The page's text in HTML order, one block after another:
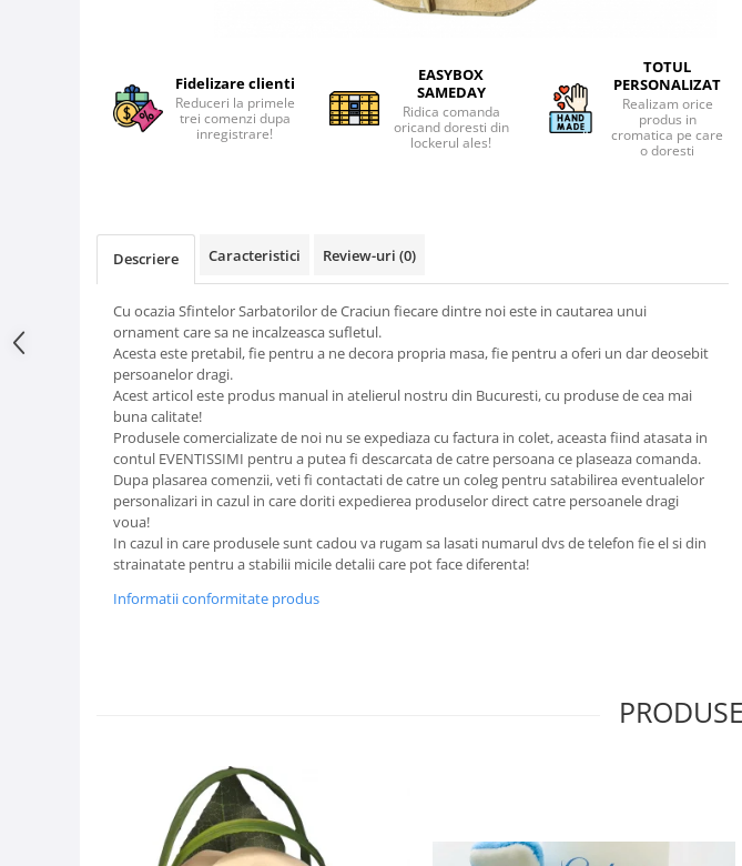
Fidelizare clienti
Reduceri la primele
trei comenzi dupa
inregistrare!
EASYBOX
SAMEDAY
Ridica comanda
oricand doresti din
lockerul ales!
TOTUL
PERSONALIZAT
Realizam orice
produs in
cromatica pe care
o doresti
Descriere Caracteristici Review-uri (0)
Cu ocazia Sfintelor Sarbatorilor de Craciun fiecare dintre noi este in cautarea unui
ornament care sa ne incalzeasca sufletul.
Acesta este pretabil, fie pentru a ne decora propria masa, fie pentru a oferi un dar deosebit
persoanelor dragi.
Acest articol este produs manual in atelierul nostru din Bucuresti, cu produse de cea mai
buna calitate!
Produsele comercializate de noi nu se expediaza cu factura in colet, aceasta fiind atasata in
contul EVENTISSIMI pentru a putea fi descarcata de catre persoana ce plaseaza comanda.
Dupa plasarea comenzii, veti fi contactati de catre un coleg pentru satabilirea eventualelor
personalizari in cazul in care doriti expedierea produselor direct catre persoanele dragi
voua!
In cazul in care produsele sunt cadou va rugam sa lasati numarul dvs de telefon fie el si din
strainatate pentru a stabilii micile detalii care pot face diferenta!
Informatii conformitate produs